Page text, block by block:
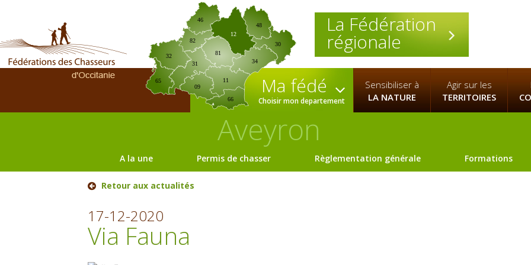
La Fédération
régionale
09
12
30
31
32
34
46
65
66
81
82
11
48
Ma fédé
Choisir mon departement
Sensibiliser à
LA NATURE
Agir sur les
TERRITOIRES
Aveyron
A la une Permis de chasser Règlementation générale Formations
Retour aux actualités
17-12-2020
Via Fauna